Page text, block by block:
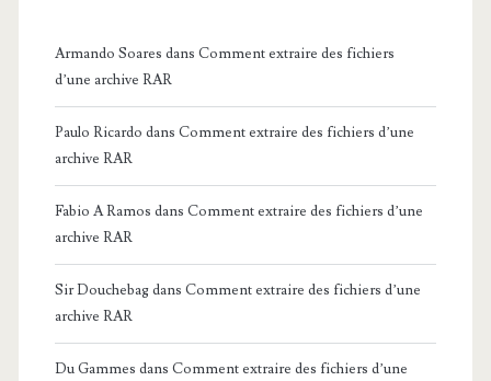
Armando Soares dans Comment extraire des fichiers
d’une archive RAR
Paulo Ricardo dans Comment extraire des fichiers d’une
archive RAR
Fabio A Ramos dans Comment extraire des fichiers d’une
archive RAR
Sir Douchebagdans Comment extraire des fichiers d’une
archive RAR
Du Gammes dans Comment extraire des fichiers d’une